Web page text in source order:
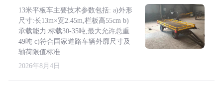
13米平板车主要技术参数包括: a)外形
尺寸:长13m×宽2.45m,栏板高55cm b)
承载能力:标载30-35吨,最大允许总重
49吨 c)符合国家道路车辆外廓尺寸及
轴荷限值标准
2026年8月4日